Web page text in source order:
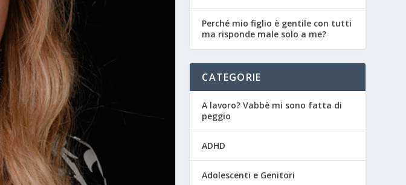
Perché mio figlio è gentile con tutti
ma risponde male solo a me?
CATEGORIE
A lavoro? Vabbè mi sono fatta di
peggio
ADHD
Adolescenti e Genitori